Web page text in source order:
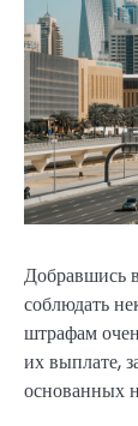
Добравшись
соблюдать
штрафам
их выплате,
основанных